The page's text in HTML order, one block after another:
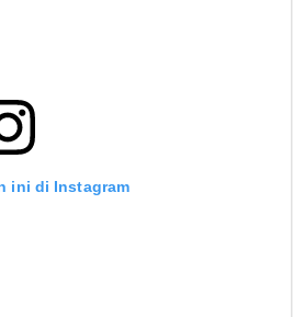
ini di Instagram